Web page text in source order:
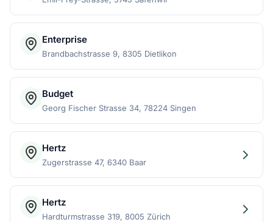
Enterprise
Brandbachstrasse 9, 8305 Dietlikon
Budget
Georg Fischer Strasse 34, 78224 Singen
Hertz
Zugerstrasse 47, 6340 Baar
Hertz
Hardturmstrasse 319, 8005 Zürich